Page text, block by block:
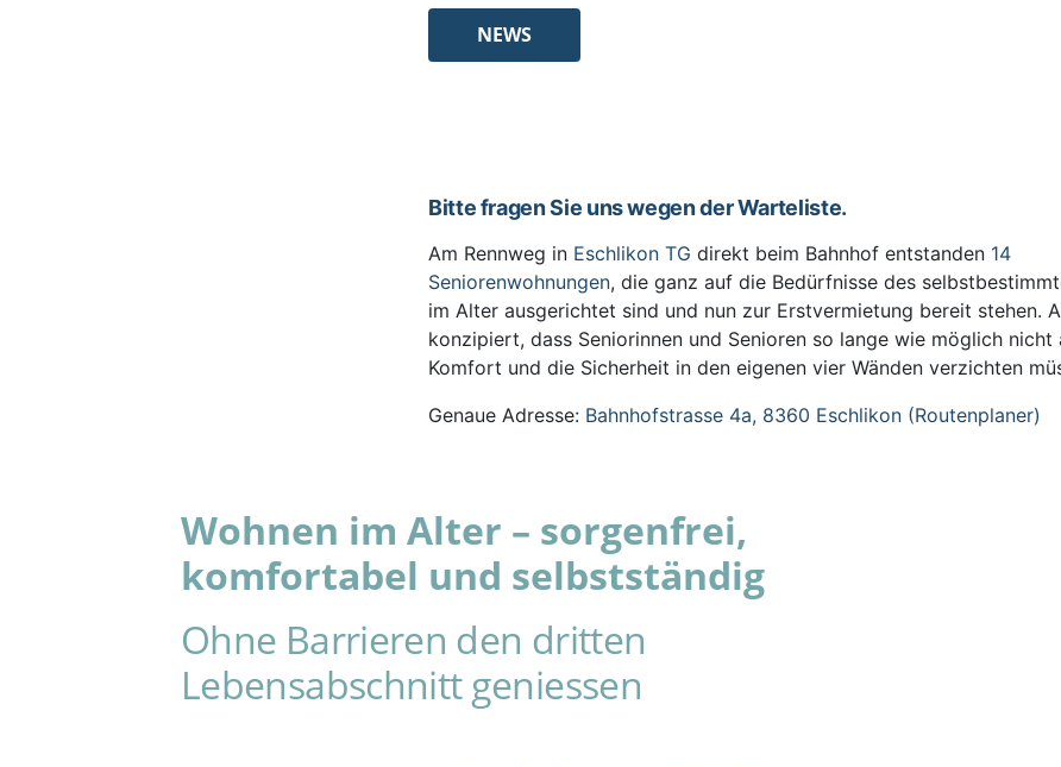
NEWS
Bitte fragen Sie uns wegen der Warteliste.
Am Rennweg in Eschlikon TG direkt beim Bahnhof entstanden 14
Seniorenwohnungen, die ganz auf die Bedürfnisse des
im Alter ausgerichtet sind und nun zur Erstvermietung bereit stehen.
konzipiert, dass Seniorinnen und Senioren so lange wie möglich nicht
Komfort und die Sicherheit in den eigenen vier Wänden verzichten
Genaue Adresse: Bahnhofstrasse 4a, 8360 Eschlikon (Routenplaner)
Wohnen im Alter – sorgenfrei,
komfortabel und selbstständig
Ohne Barrieren den dritten
Lebensabschnitt geniessen